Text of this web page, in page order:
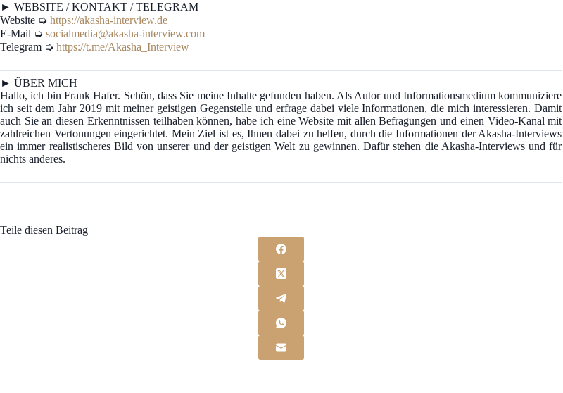
► WEBSITE / KONTAKT / TELEGRAM
Website ➭ https://akasha-interview.de
E-Mail ➭ socialmedia@akasha-interview.com
Telegram ➭ https://t.me/Akasha_Interview
► ÜBER MICH
Hallo, ich bin Frank Hafer. Schön, dass Sie meine Inhalte gefunden haben. Als Autor und Informationsmedium kommuniziere
ich seit dem Jahr 2019 mit meiner geistigen Gegenstelle und erfrage dabei viele Informationen, die mich interessieren. Damit
auch Sie an diesen Erkenntnissen teilhaben können, habe ich eine Website mit allen Befragungen und einen Video-Kanal mit
zahlreichen Vertonungen eingerichtet. Mein Ziel ist es, Ihnen dabei zu helfen, durch die Informationen der Akasha-Interviews
ein immer realistischeres Bild von unserer und der geistigen Welt zu gewinnen. Dafür stehen die Akasha-Interviews und für
nichts anderes.
Teile diesen Beitrag